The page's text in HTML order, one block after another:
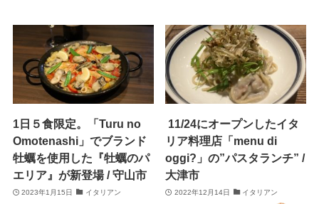
1日５食限定。「Turu no
Omotenashi」でブランド
牡蠣を使用した『牡蠣のパ
エリア』が新登場 / 守山市
2023年1月15日 イタリアン
11/24にオープンしたイタ
リア料理店「menu di
oggi?」の”パスタランチ” /
大津市
2022年12月14日 イタリアン